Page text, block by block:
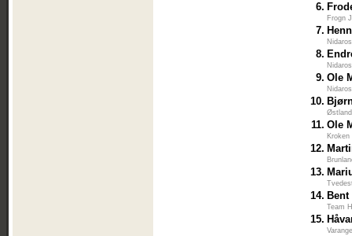
6.
Frogn
7.
8.
9. Ole
10.
11. Ole
12.
13.
14.
Team
15.